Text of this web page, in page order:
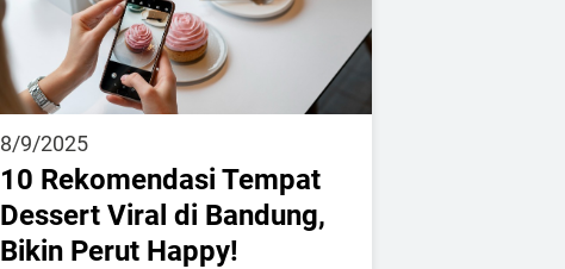
8/9/2025
10 Rekomendasi Tempat
Dessert Viral di Bandung,
Bikin Perut Happy!